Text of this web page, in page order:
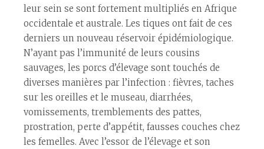
leur sein se sont fortement multipliés en Afrique
occidentale et australe. Les tiques ont fait de ces
derniers un nouveau réservoir épidémiologique.
N’ayant pas l’immunité de leurs cousins
sauvages, les porcs d’élevage sont touchés de
diverses manières par l’infection : fièvres, taches
sur les oreilles et le museau, diarrhées,
vomissements, tremblements des pattes,
prostration, perte d’appétit, fausses couches chez
les femelles. Avec l’essor de l’élevage et son